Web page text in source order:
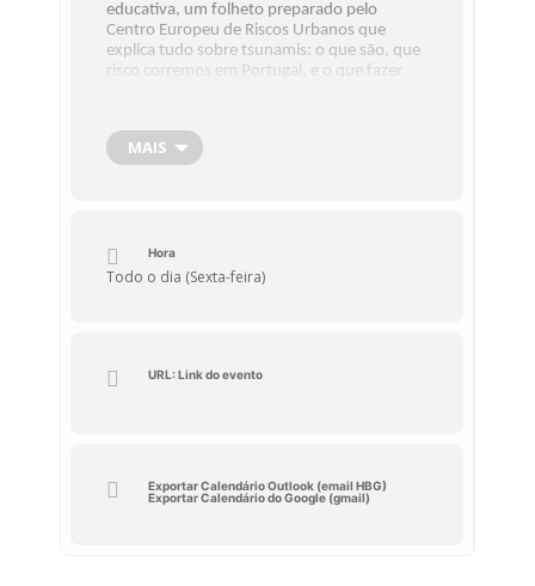
educativa, um folheto preparado pelo
Centro Europeu de Riscos Urbanos que
explica tudo sobre tsunamis: o que são, que
risco corremos em Portugal, e o que fazer
Resolução 70/203 adotada na Assembleia
Geral das Nações Unidas, a 22 de dezembro
MAIS
Hora
Todo o dia (Sexta-feira)
URL: Link do evento
Exportar Calendário Outlook (email HBG)
Exportar Calendário do Google (gmail)